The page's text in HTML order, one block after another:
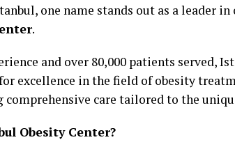
one name stands out as a leader
.
and over 80,000 patients served,
excellence in the field of obesity
care tailored to the
Obesity Center?